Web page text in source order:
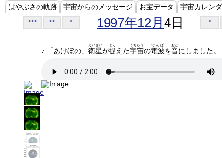
はやぶさの軌跡 宇宙からのメッセージ お宝データ 宇宙カレン
<<< << < 1997年12月 4日 >
♪ 「あけぼの」 衛星
えいせい
が捉
とら
えた宇宙
うちゅう
の電波
でんぱ
を音
おと
にしました。